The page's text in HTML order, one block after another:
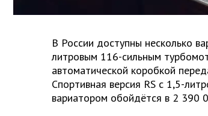
В России доступны несколько
литровым 116-сильным
автоматической коробкой
Спортивная версия RS с 1,5-
вариатором обойдётся в 2 390